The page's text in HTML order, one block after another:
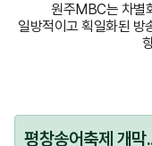
원주MBC는 차별
일방적이고 획일화된 방
평창송어축제 개